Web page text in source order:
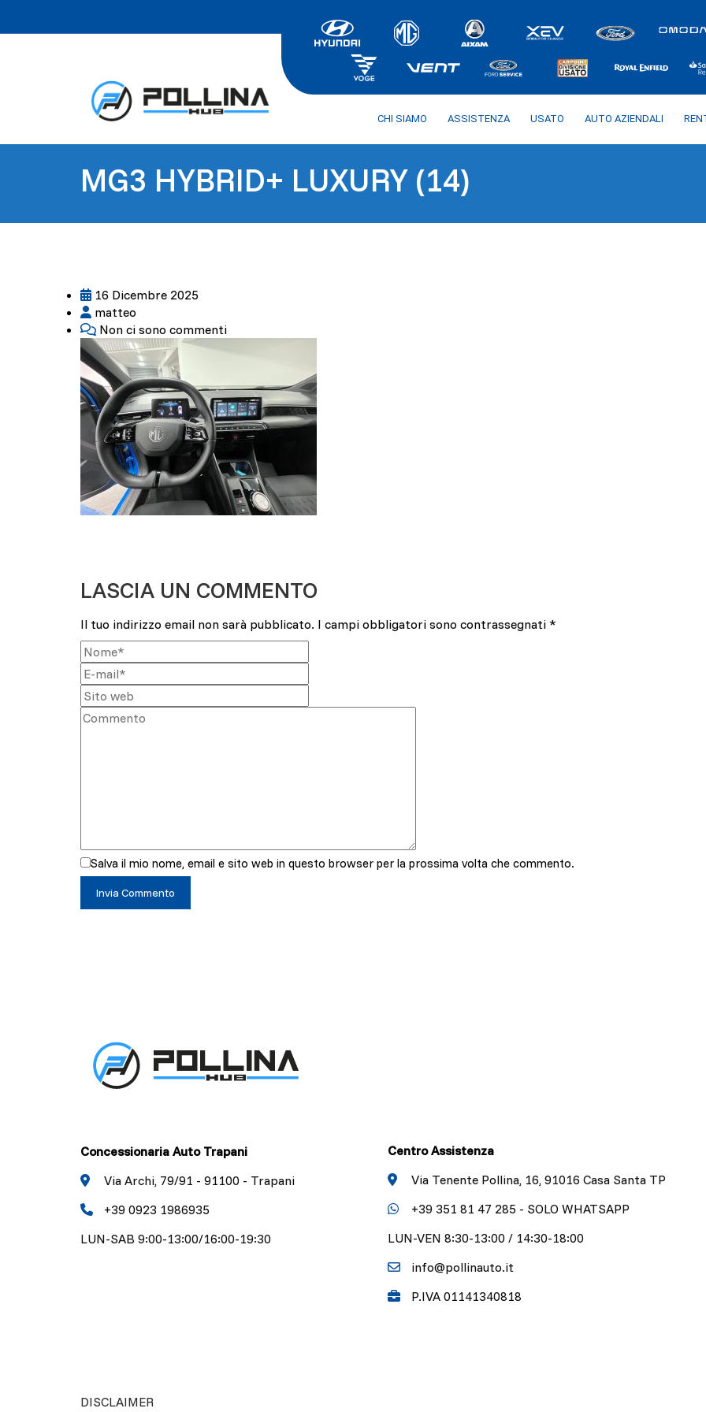
CHI SIAMO ASSISTENZA USATO AUTO AZIENDALI
MG3 HYBRID+ LUXURY (14)
16 Dicembre 2025
matteo
Non ci sono commenti
LASCIA UN COMMENTO
Il tuo indirizzo email non sarà pubblicato. I campi obbligatori sono contrassegnati *
Salva il mio nome, email e sito web in questo browser per la prossima volta che commento.
Concessionaria Auto Trapani
Via Archi, 79/91 - 91100 - Trapani
+39 0923 1986935
LUN-SAB 9:00-13:00/16:00-19:30
Centro Assistenza
Via Tenente Pollina, 16, 91016 Casa Santa TP
+39 351 81 47 285 - SOLO WHATSAPP
LUN-VEN 8:30-13:00 / 14:30-18:00
info@pollinauto.it
P.IVA 01141340818
DISCLAIMER